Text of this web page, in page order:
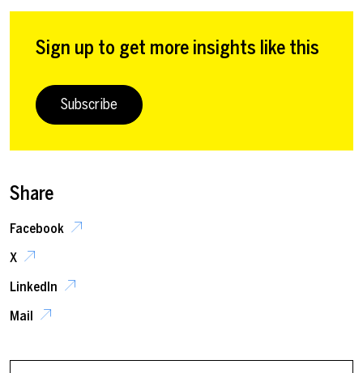
Sign up to get more insights like this
Subscribe
Share
Facebook
X
LinkedIn
Mail